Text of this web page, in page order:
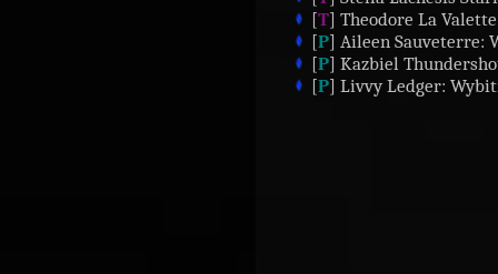
[T] Theodore La
[P] Aileen Sauveterre:
[P] Kazbiel
[P] Livvy Ledger: